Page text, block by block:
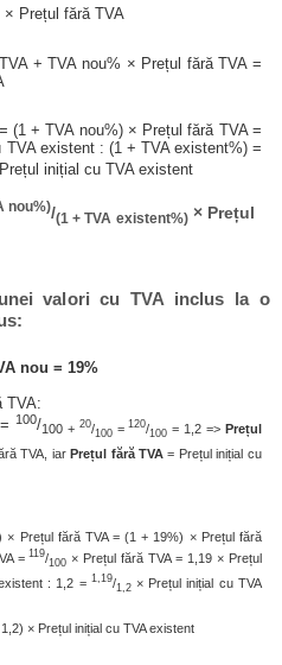
× Prețul fără TVA
+ TVA nou% × Prețul fără TVA =
(1 + TVA nou%) × Prețul fără TVA =
existent : (1 + TVA existent%) =
inițial cu TVA existent
nou%)/(1 + TVA existent%)× Prețul
valori cu TVA inclus la o
nou = 19%
TVA:
100/100 + 20/100=120/100 = 1,2 => Prețul
TVA, iarPrețul fără TVA = Prețul inițial cu
Prețul fără TVA = (1 + 19%) × Prețul fără
=119/100 × Prețul fără TVA = 1,19 × Prețul
: 1,2 = 1,19/1,2× Prețul inițial cu TVA
× Prețul inițial cu TVA existent